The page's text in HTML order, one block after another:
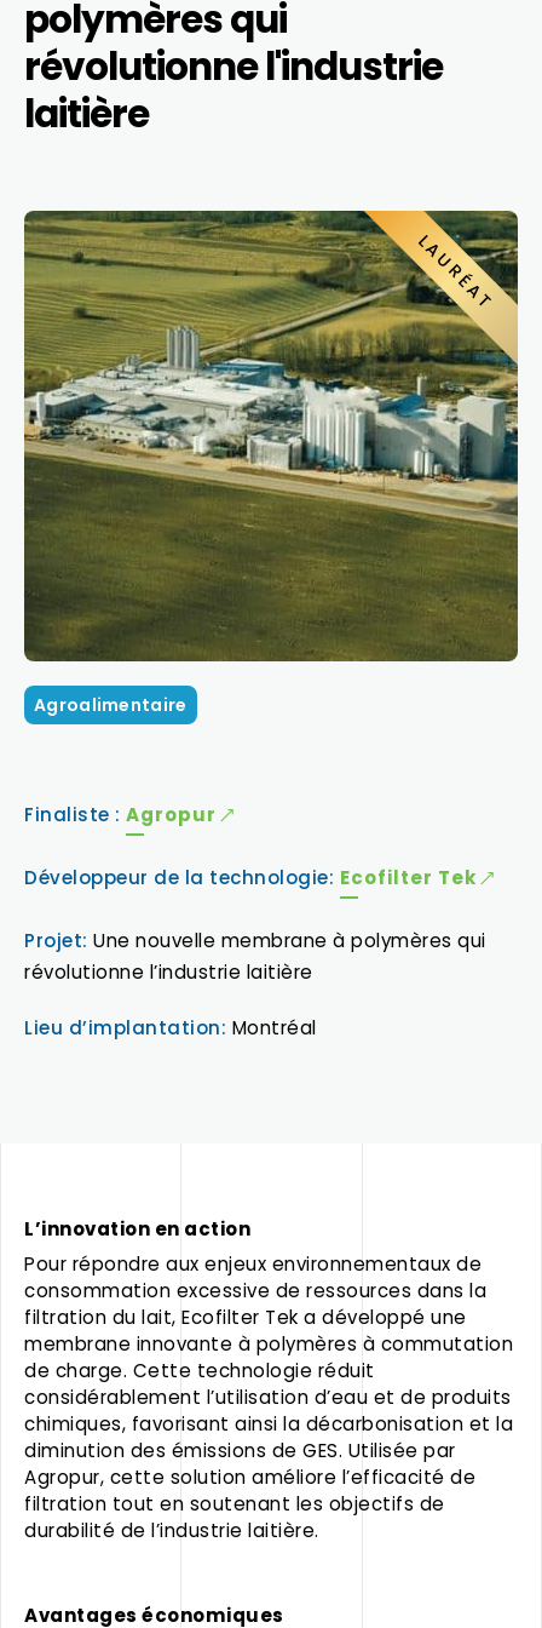
polymères qui
révolutionne l'industrie
laitière
LAURÉAT
Agroalimentaire
Finaliste : Agropur
Développeur de la technologie: Ecofilter Tek
Projet: Une nouvelle membrane à polymères qui
révolutionne l’industrie laitière
Lieu d’implantation: Montréal
L’innovation en action
Pour répondre aux enjeux environnementaux de
consommation excessive de ressources dans la
filtration du lait, Ecofilter Tek a développé une
membrane innovante à polymères à commutation
de charge. Cette technologie réduit
considérablement l’utilisation d’eau et de produits
chimiques, favorisant ainsi la décarbonisation et la
diminution des émissions de GES. Utilisée par
Agropur, cette solution améliore l’efficacité de
filtration tout en soutenant les objectifs de
durabilité de l’industrie laitière.
Avantages économiques